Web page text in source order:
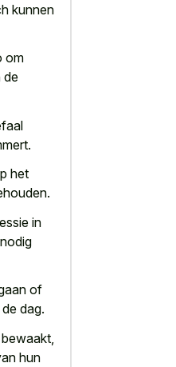
kunnen
om
de
het
in
of
dag.
hun